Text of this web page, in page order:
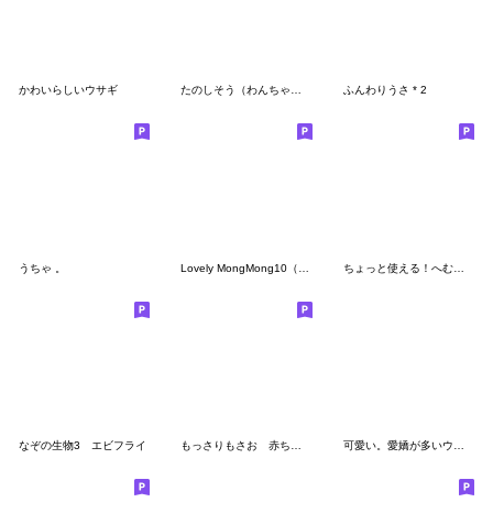
かわいらしいウサギ たのしそう（わんちゃん） ふんわりうさ * 2
うちゃ 。 ちょっと使える！へむ〜の日常
なぞの生物3 エビフライ